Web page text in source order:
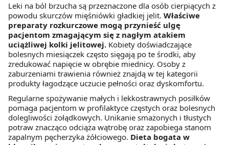
Leki na ból brzucha są przeznaczone dla osób cierpiących z
powodu skurczów mięśniówki gładkiej jelit. Właściwe
preparaty rozkurczowe mogą przynieść ulgę
pacjentom zmagającym się z nagłym atakiem
uciążliwej kolki jelitowej. Kobiety doświadczające
bolesnych miesiączek często sięgają po te środki, aby
zredukować napięcie w obrębie miednicy. Osoby z
zaburzeniami trawienia również znajdą w tej kategorii
produkty łagodzące uczucie pełności oraz dyskomfortu.
Regularne spożywanie małych i lekkostrawnych posiłków
pomaga pacjentom w profilaktyce częstych oraz bolesnych
dolegliwości żołądkowych. Unikanie smażonych i tłustych
potraw znacząco odciąża wątrobę oraz zapobiega stanom
zapalnym pęcherzyka żółciowego. Dieta bogata w